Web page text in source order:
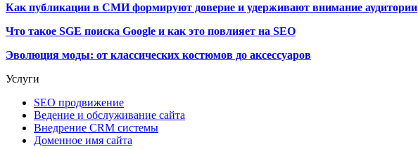
Как публикации в СМИ формируют доверие и удерживают внимание аудитории
Что такое SGE поиска Google и как это повлияет на SEO
Эволюция моды: от классических костюмов до аксессуаров
Услуги
SEO продвижение
Ведение и обслуживание сайта
Внедрение CRM системы
Доменное имя сайта